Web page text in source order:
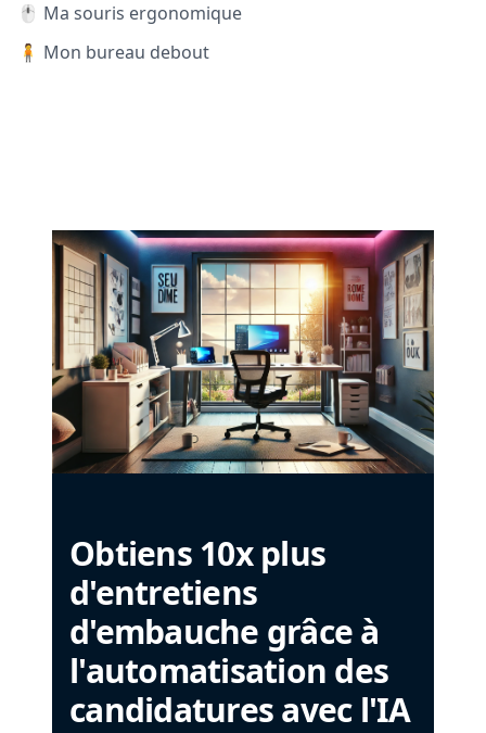
🖱️ Ma souris ergonomique
🧍 Mon bureau debout
Obtiens 10x plus
d'entretiens
d'embauche grâce à
l'automatisation des
candidatures avec l'IA